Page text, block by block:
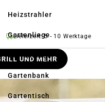
Heizstrahler
Gartenliege
Gartenstuhl
Gartenbank
Gartentisch
Lieferzeit: 5 - 10 Werktage
UND MEHR